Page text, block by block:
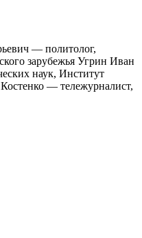
— политолог,
зарубежья Угрин Иван
наук, Институт
— тележурналист,